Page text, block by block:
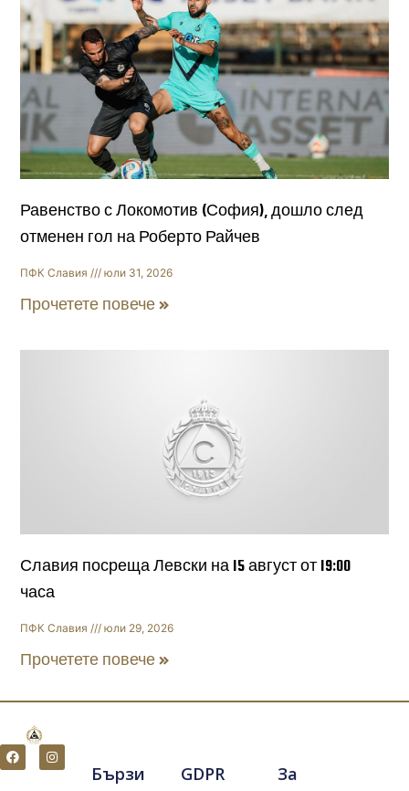
Равенство с Локомотив (София), дошло след
отменен гол на Роберто Райчев
ПФК Славия юли 31, 2026
Прочетете повече »
Славия посреща Левски на 15 август от 19:00
часа
ПФК Славия юли 29, 2026
Прочетете повече »
F
a
c
I
n
s
Бързи
GDPR
За